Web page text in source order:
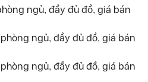
ngủ, đầy đủ đồ, giá bán
ngủ, đầy đủ đồ, giá bán
ngủ, đầy đủ đồ, giá bán